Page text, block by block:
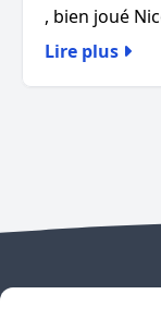
, bien joué
Lire plus